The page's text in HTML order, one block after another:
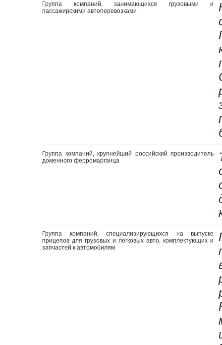
Группа компаний, занимающихся грузовыми и
пассажирскими автоперевозками
Группа компаний, крупнейший российский производитель
доменного ферромарганца
Группа компаний, специализирующихся на выпуске
прицепов для грузовых и легковых авто, комплектующих и
запчастей к автомобилям